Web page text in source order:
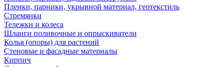
Пленки, парники, укрывной материал, геотекстиль
Стремянки
Тележки и колеса
Шланги поливочные и опрыскиватели
Колья (опоры) для растений
Стеновые и фасадные материалы
Кирпич